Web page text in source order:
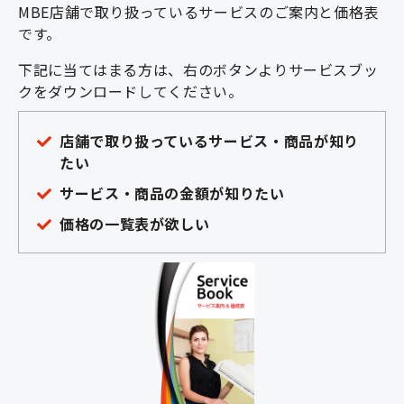
MBE店舗で取り扱っているサービスのご案内と価格表
です。
下記に当てはまる方は、右のボタンよりサービスブッ
クをダウンロードしてください。
店舗で取り扱っているサービス・商品が知り
たい
サービス・商品の金額が知りたい
価格の一覧表が欲しい